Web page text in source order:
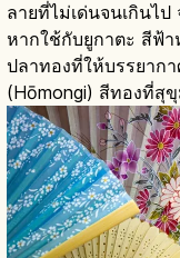
ลายที่ไม่เด่นจนเกินไ
หากใช้กับยูกาตะ สีฟ้
ปลาทองที่ให้บรรยาก
(Hōmongi) สีทองที่สุ